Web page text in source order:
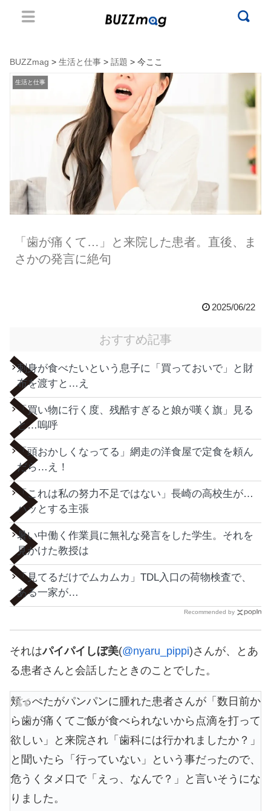
BUZZmag > 生活と仕事 > 話題 > 今ここ
生活と仕事
「歯が痛くて…」と来院した患者。直後、ま
さかの発言に絶句
2025/06/22
おすすめ記事
刺身が食べたいという息子に「買っておいで」と財
布を渡すと…え
「買い物に行く度、残酷すぎると娘が嘆く旗」見る
と…嗚呼
「頭おかしくなってる」網走の洋食屋で定食を頼ん
だら…え！
「これは私の努力不足ではない」長崎の高校生が…
ハッとする主張
暑い中働く作業員に無礼な発言をした学生。それを
見かけた教授は
「見てるだけでムカムカ」TDL入口の荷物検査で、
ある一家が…
Recommended by
それはパイパイしぼ美(@nyaru_pippi)さんが、とあ
る患者さんと会話したときのことでした。
頬っぺたがパンパンに腫れた患者さんが「数日前か
ら歯が痛くてご飯が食べられないから点滴を打って
欲しい」と来院され「歯科には行かれましたか？」
と聞いたら「行っていない」という事だったので、
危うくタメ口で「えっ、なんで？」と言いそうにな
りました。